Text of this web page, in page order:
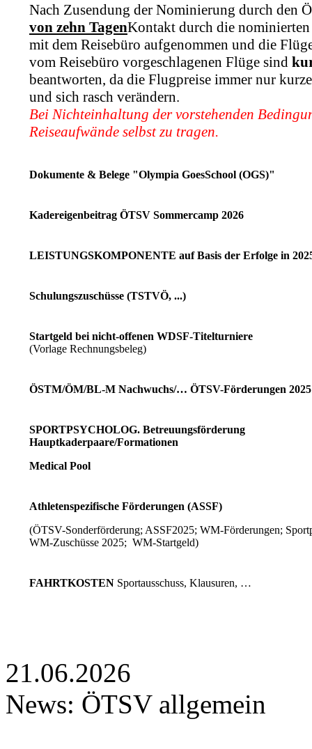
Nach Zusendung der Nominierung durch den
von zehn TagenKontakt durch die nominierten
mit dem Reisebüro aufgenommen und die
vom Reisebüro vorgeschlagenen Flüge sind
beantworten, da die Flugpreise immer nur
und sich rasch verändern.
Bei Nichteinhaltung der vorstehenden
Reiseaufwände selbst zu tragen.
Dokumente & Belege "Olympia GoesSchool (OGS)"
Kadereigenbeitrag ÖTSV Sommercamp 2026
LEISTUNGSKOMPONENTE auf Basis der Erfolge in
Schulungszuschüsse (TSTVÖ, ...)
Startgeld bei nicht-offenen WDSF-Titelturniere
(Vorlage Rechnungsbeleg)
ÖSTM/ÖM/BL-M Nachwuchs/… ÖTSV-Förderungen 2025
SPORTPSYCHOLOG. Betreuungsförderung
Hauptkaderpaare/Formationen
Medical Pool
Athletenspezifische Förderungen (ASSF)
(ÖTSV-Sonderförderung; ASSF2025; WM-Förderungen;
WM-Zuschüsse 2025; WM-Startgeld)
FAHRTKOSTEN Sportausschuss, Klausuren, …
21.06.2026
News: ÖTSV allgemein